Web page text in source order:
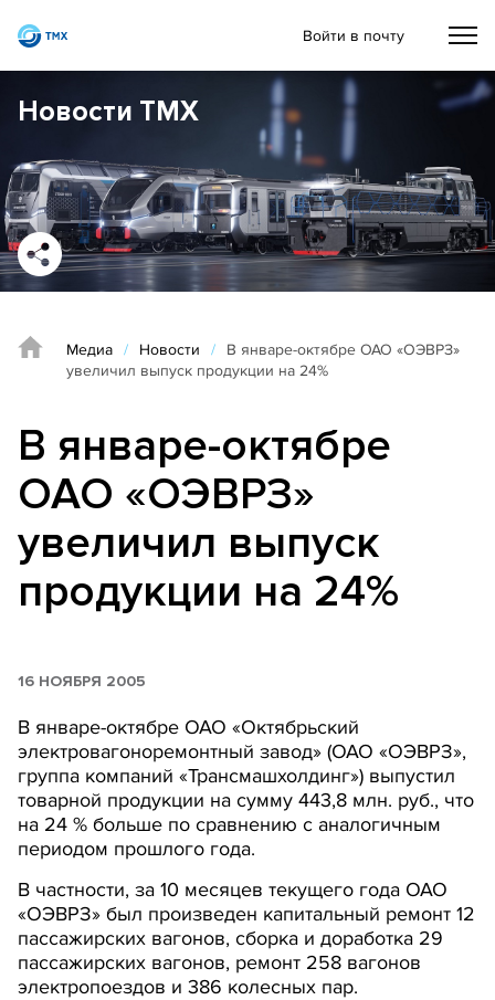
Войти в почту
Новости ТМХ
Медиа / Новости /
В январе-октябре ОАО «ОЭВРЗ»
увеличил выпуск продукции на 24%
В январе-октябре
ОАО «ОЭВРЗ»
увеличил выпуск
продукции на 24%
16 НОЯБРЯ 2005
В январе-октябре ОАО «Октябрьский
электровагоноремонтный завод» (ОАО «ОЭВРЗ»,
группа компаний «Трансмашхолдинг») выпустил
товарной продукции на сумму 443,8 млн. руб., что
на 24 % больше по сравнению с аналогичным
периодом прошлого года.
В частности, за 10 месяцев текущего года ОАО
«ОЭВРЗ» был произведен капитальный ремонт 12
пассажирских вагонов, сборка и доработка 29
пассажирских вагонов, ремонт 258 вагонов
электропоездов и 386 колесных пар.